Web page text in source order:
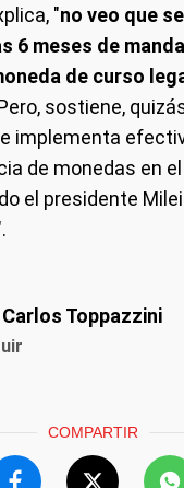
"no veo que
6 meses de
de curso
sostiene,
implementa
de monedas en
el presidente
Carlos Toppazzini
COMPARTIR